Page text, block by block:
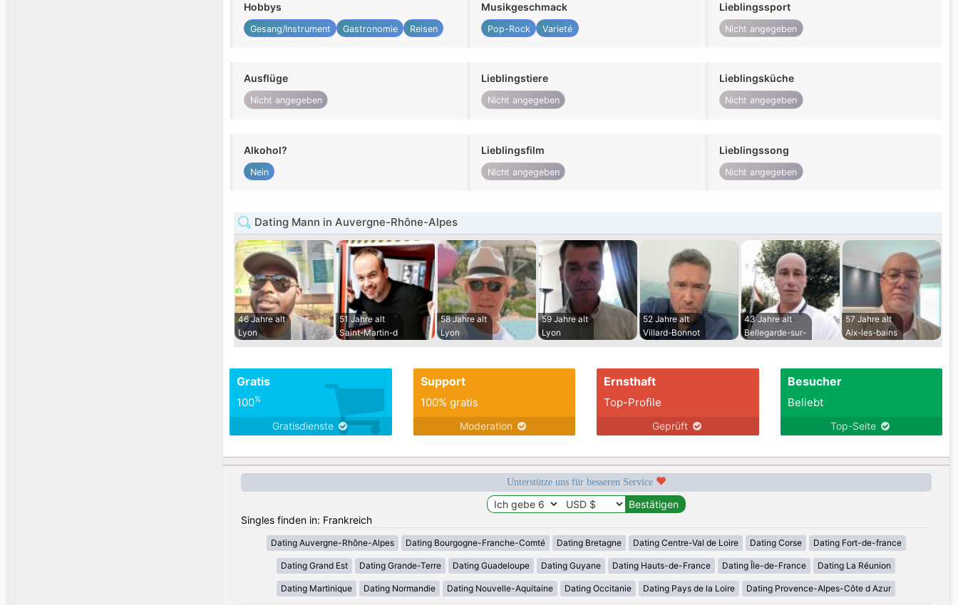
Hobbys
Gesang/Instrument Gastronomie Reisen
Musikgeschmack
Pop-Rock Varieté
Lieblingssport
Nicht angegeben
Ausflüge
Nicht angegeben
Lieblingstiere
Nicht angegeben
Lieblingsküche
Nicht angegeben
Alkohol?
Nein
Lieblingsfilm
Nicht angegeben
Lieblingssong
Nicht angegeben
Dating Mann in Auvergne-Rhône-Alpes
46 Jahre alt
Lyon
51 Jahre alt
Saint-Martin-d
58 Jahre alt
Lyon
59 Jahre alt
Lyon
52 Jahre alt
Villard-Bonnot
43 Jahre alt
Bellegarde-sur-
57 Jahre alt
Aix-les-bains
Gratis
100%
Gratisdienste
Support
100% gratis
Moderation
Ernsthaft
Top-Profile
Geprüft
Besucher
Beliebt
Top-Seite
Unterstütze uns für besseren Service
Singles finden in: Frankreich
Dating Auvergne-Rhône-Alpes Dating Bourgogne-Franche-Comté Dating Bretagne Dating Centre-Val de Loire Dating Corse Dating Fort-de-france
Dating Grand Est Dating Grande-Terre Dating Guadeloupe Dating Guyane Dating Hauts-de-France Dating Île-de-France Dating La Réunion
Dating Martinique Dating Normandie Dating Nouvelle-Aquitaine Dating Occitanie Dating Pays de la Loire Dating Provence-Alpes-Côte d Azur